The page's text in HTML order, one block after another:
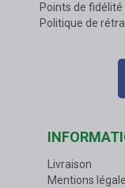
Points de fidélité
Politique de
Livraison
Mentions